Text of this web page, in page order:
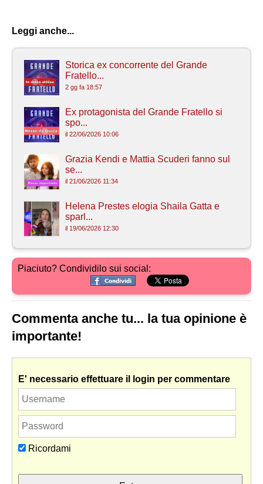
Leggi anche...
Storica ex concorrente del Grande
Fratello...
2 gg fa 18:57
Ex protagonista del Grande Fratello si
spo...
il 22/06/2026 10:06
Grazia Kendi e Mattia Scuderi fanno sul
se...
il 21/06/2026 11:34
Helena Prestes elogia Shaila Gatta e
sparl...
il 19/06/2026 12:30
Piaciuto? Condividilo sui social:
Commenta anche tu... la tua opinione è
importante!
E' necessario effettuare il login per commentare
Ricordami